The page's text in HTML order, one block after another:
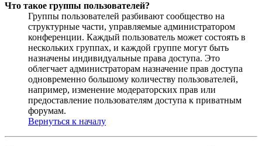
Что такое группы пользователей?
Группы пользователей разбивают сообщество на
структурные части, управляемые администратором
конференции. Каждый пользователь может состоять в
нескольких группах, и каждой группе могут быть
назначены индивидуальные права доступа. Это
облегчает администраторам назначение прав доступа
одновременно большому количеству пользователей,
например, изменение модераторских прав или
предоставление пользователям доступа к приватным
форумам.
Вернуться к началу